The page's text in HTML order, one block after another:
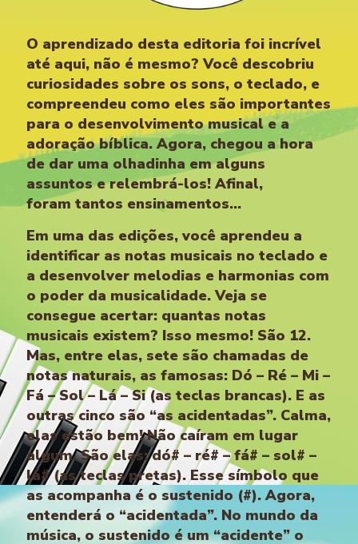
O aprendizado desta editoria foi incrível
até aqui, não é mesmo? Você descobriu
curiosidades sobre os sons, o teclado, e
compreendeu como eles são importantes
para o desenvolvimento musical e a
adoração bíblica. Agora, chegou a hora
de dar uma olhadinha em alguns
assuntos e relembrá-los! Afinal,
foram tantos ensinamentos...
Em uma das edições, você aprendeu a
identificar as notas musicais no teclado e
a desenvolver melodias e harmonias com
o poder da musicalidade. Veja se
consegue acertar: quantas notas
musicais existem? Isso mesmo! São 12.
Mas, entre elas, sete são chamadas de
notas naturais, as famosas: Dó – Ré – Mi –
Fá – Sol – Lá – Si (as teclas brancas). E as
outras cinco são “as acidentadas”. Calma,
elas estão bem! Não caíram em lugar
algum. São elas: dó# – ré# – fá# – sol# –
lá# (as teclas pretas). Esse símbolo que
as acompanha é o sustenido (#). Agora,
entenderá o “acidentada”. No mundo da
música, o sustenido é um “acidente” o